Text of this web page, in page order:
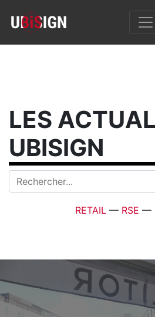
LES
UBISIGN
RETAIL — RSE —